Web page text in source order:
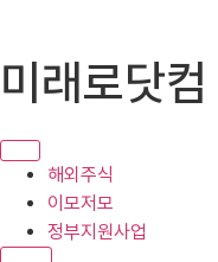
텐
로
기
미래로닷컴
해외주식
이모저모
정부지원사업